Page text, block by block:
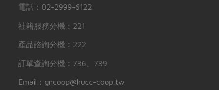
電話： 02-2999-6122
社籍服務分機：221
產品諮詢分機：222
訂單查詢分機：736、739
Email：gncoop@hucc-coop.tw